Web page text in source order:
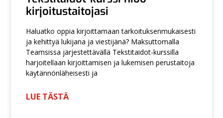
kirjoitustaitojasi
Haluatko oppia kirjoittamaan tarkoituksenmukaisesti
ja kehittyä lukijana ja viestijänä? Maksuttomalla
Teamsissa järjestettävällä Tekstitaidot-kurssilla
harjoitellaan kirjoittamisen ja lukemisen perustaitoja
käytännönläheisesti ja
LUE TÄSTÄ